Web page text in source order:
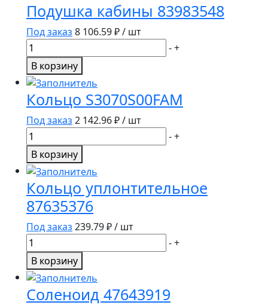
Подушка кабины 83983548
Под заказ 8 106.59₽ / шт
Количество
товара
Подушка
кабины
83983548
-+
В корзину
Кольцо S3070S00FAM
Под заказ 2 142.96₽ / шт
Количество
товара
Кольцо
S3070S00FAM
-+
В корзину
Кольцо уплонтительное
87635376
Под заказ 239.79₽ / шт
Количество
товара
Кольцо
уплонтительное
87635376
-+
В корзину
Соленоид 47643919